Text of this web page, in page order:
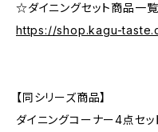
☆ダイニングセット商品一
https://shop.kagu-
【同シリーズ商品】
ダイニングコーナー4点セ